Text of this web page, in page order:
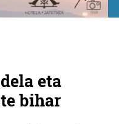
eta
bihar